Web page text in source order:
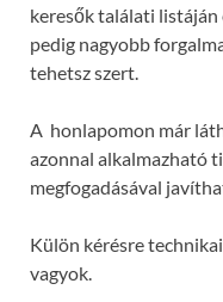
keresők találati
pedig nagyobb
tehetsz szert.
A honlapomon már
azonnal alkalmazható
megfogadásával
Külön kérésre
vagyok.